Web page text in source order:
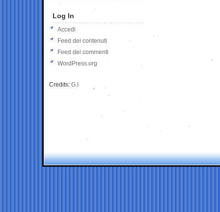
Log In
Accedi
Feed dei contenuti
Feed dei commenti
WordPress.org
Credits: G.I